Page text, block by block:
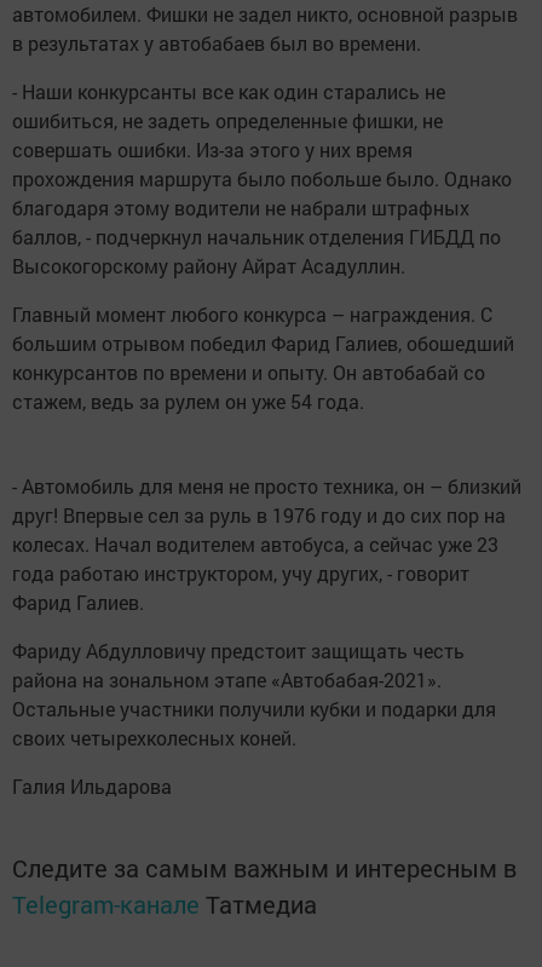
автомобилем. Фишки не задел никто, основной разрыв
в результатах у автобабаев был во времени.
- Наши конкурсанты все как один старались не
ошибиться, не задеть определенные фишки, не
совершать ошибки. Из-за этого у них время
прохождения маршрута было побольше было. Однако
благодаря этому водители не набрали штрафных
баллов, - подчеркнул начальник отделения ГИБДД по
Высокогорскому району Айрат Асадуллин.
Главный момент любого конкурса – награждения. С
большим отрывом победил Фарид Галиев, обошедший
конкурсантов по времени и опыту. Он автобабай со
стажем, ведь за рулем он уже 54 года.
- Автомобиль для меня не просто техника, он – близкий
друг! Впервые сел за руль в 1976 году и до сих пор на
колесах. Начал водителем автобуса, а сейчас уже 23
года работаю инструктором, учу других, - говорит
Фарид Галиев.
Фариду Абдулловичу предстоит защищать честь
района на зональном этапе «Автобабая-2021».
Остальные участники получили кубки и подарки для
своих четырехколесных коней.
Галия Ильдарова
Следите за самым важным и интересным в
Telegram-канале Татмедиа